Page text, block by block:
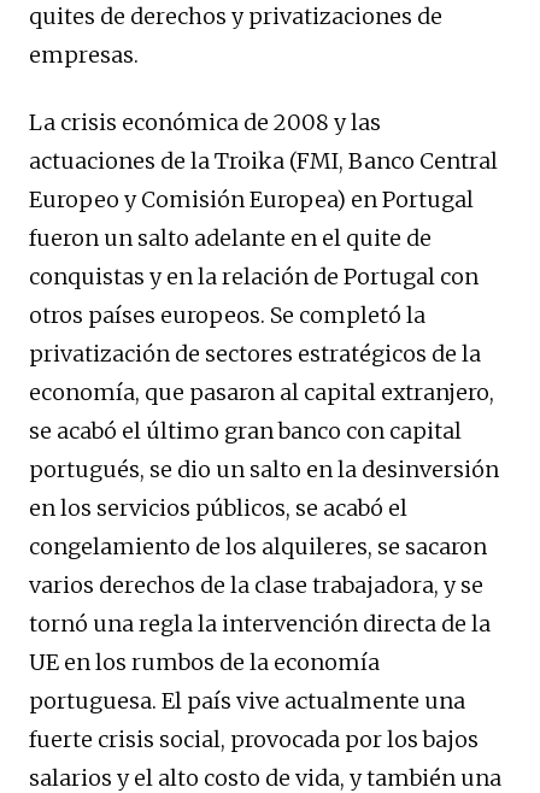
quites de derechos y privatizaciones de
empresas.
La crisis económica de 2008 y las
actuaciones de la Troika (FMI, Banco Central
Europeo y Comisión Europea) en Portugal
fueron un salto adelante en el quite de
conquistas y en la relación de Portugal con
otros países europeos. Se completó la
privatización de sectores estratégicos de la
economía, que pasaron al capital extranjero,
se acabó el último gran banco con capital
portugués, se dio un salto en la desinversión
en los servicios públicos, se acabó el
congelamiento de los alquileres, se sacaron
varios derechos de la clase trabajadora, y se
tornó una regla la intervención directa de la
UE en los rumbos de la economía
portuguesa. El país vive actualmente una
fuerte crisis social, provocada por los bajos
salarios y el alto costo de vida, y también una